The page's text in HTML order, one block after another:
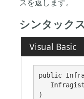
スを返します。
シンタックス
Visual Basic
public
)